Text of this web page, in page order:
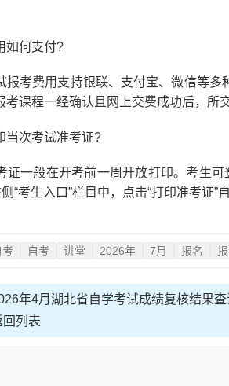
何支付?
费用支持银联、支付宝、微信等多
考课程一经确认且网上交费成功后，所
次考试准考证?
般在开考前一周开放打印。考生可
侧“考生入口”栏目中，点击“打印准考证
自考 讲堂 2026年 7月 报名
年4月湖北省自学考试成绩复核结果查
回列表